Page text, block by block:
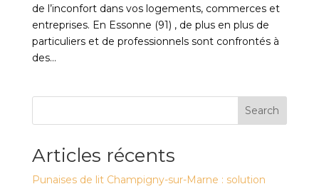
de l’inconfort dans vos logements, commerces et
entreprises. En Essonne (91) , de plus en plus de
particuliers et de professionnels sont confrontés à
des...
Search
Articles récents
Punaises de lit Champigny-sur-Marne : solution